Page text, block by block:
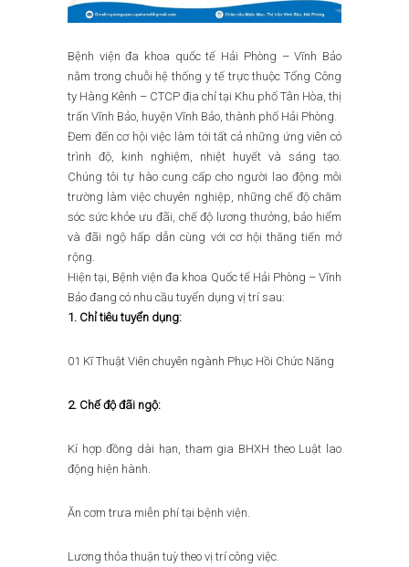
Bệnh viện đa khoa quốc tế Hải Phòng – Vĩnh Bảo
nằm trong chuỗi hệ thống y tế trực thuộc Tổng Công
ty Hàng Kênh – CTCP địa chỉ tại Khu phố Tân Hòa, thị
trấn Vĩnh Bảo, huyện Vĩnh Bảo, thành phố Hải Phòng.
Đem đến cơ hội việc làm tới tất cả những ứng viên có
trình độ, kinh nghiệm, nhiệt huyết và sáng tạo.
Chúng tôi tự hào cung cấp cho người lao động môi
trường làm việc chuyên nghiệp, những chế độ chăm
sóc sức khỏe ưu đãi, chế độ lương thưởng, bảo hiểm
và đãi ngộ hấp dẫn cùng với cơ hội thăng tiến mở
rộng.
Hiện tại, Bệnh viện đa khoa Quốc tế Hải Phòng – Vĩnh
Bảo đang có nhu cầu tuyển dụng vị trí sau:
1. Chỉ tiêu tuyển dụng:
01 Kĩ Thuật Viên chuyên ngành Phục Hồi Chức Năng
2. Chế độ đãi ngộ:
Kí hợp đồng dài hạn, tham gia BHXH theo Luật lao
động hiện hành.
Ăn cơm trưa miễn phí tại bệnh viện.
Lương thỏa thuận tuỳ theo vị trí công việc.